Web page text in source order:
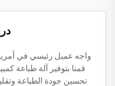
واجه عميل رئيسي في
قمنا بتوفير آلة طباعة
تحسين جودة الطباعة